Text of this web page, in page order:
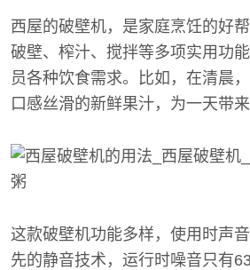
西屋的破壁机，是家庭烹饪的好
破壁、榨汁、搅拌等多项实用功
员各种饮食需求。比如，在清晨
口感丝滑的新鲜果汁，为一天带来
这款破壁机功能多样，使用时声
先的静音技术，运行时噪音只有